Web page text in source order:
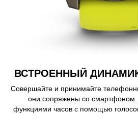
ВСТРОЕННЫЙ
Совершайте и принимайте
они сопряжены со
функциями часов с помощью